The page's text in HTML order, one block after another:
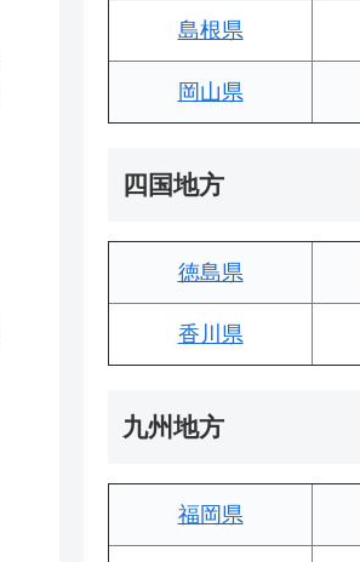
島根県
岡山県
四国地方
徳島県
香川県
九州地方
福岡県